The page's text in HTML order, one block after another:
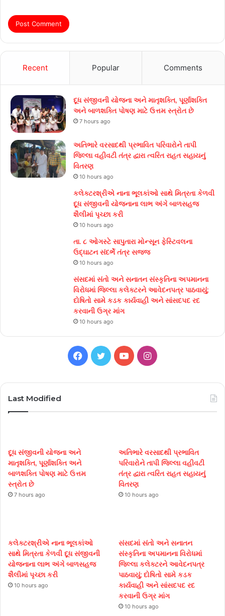
Recent Popular Comments
દૂધ સંજીવની યોજના અને માતૃશક્તિ, પૂર્ણાશક્તિ
અને બાળશક્તિ પોષણ માટે ઉત્તમ સ્ત્રોત છે
7 hours ago
અતિભારે વરસાદથી પ્રભાવિત પરિવારોને તાપી
જિલ્લા વહીવટી તંત્ર દ્વારા ત્વરિત રાહત સહાયનું
વિતરણ
10 hours ago
કલેક્ટરશ્રીએ નાના ભૂલકાંઓ સાથે મિત્રતા કેળવી
દૂધ સંજીવની યોજનાના લાભ અંગે બાળસહજ
શૈલીમાં પૃચ્છા કરી
10 hours ago
તા. ૮ ઓગસ્ટે સાપુતારા મોન્સૂન ફેસ્ટિવલના
ઉદ્ઘાટન સંદર્ભે તંત્ર સજ્જ
10 hours ago
સંસદમાં સંતો અને સનાતન સંસ્કૃતિના અપમાનના
વિરોધમાં જિલ્લા કલેક્ટરને આવેદનપત્ર પાઠવાયું;
દોષિતો સામે કડક કાર્યવાહી અને સાંસદપદ રદ
કરવાની ઉગ્ર માંગ
10 hours ago
Facebook
TwitterYouTubeInstagram
Last Modified
દૂધ સંજીવની યોજના અને
માતૃશક્તિ, પૂર્ણાશક્તિ અને
બાળશક્તિ પોષણ માટે ઉત્તમ
સ્ત્રોત છે
7 hours ago
અતિભારે વરસાદથી પ્રભાવિત
પરિવારોને તાપી જિલ્લા વહીવટી
તંત્ર દ્વારા ત્વરિત રાહત સહાયનું
વિતરણ
10 hours ago
કલેક્ટરશ્રીએ નાના ભૂલકાંઓ
સાથે મિત્રતા કેળવી દૂધ સંજીવની
યોજનાના લાભ અંગે બાળસહજ
શૈલીમાં પૃચ્છા કરી
10 hours ago
સંસદમાં સંતો અને સનાતન
સંસ્કૃતિના અપમાનના વિરોધમાં
જિલ્લા કલેક્ટરને આવેદનપત્ર
પાઠવાયું; દોષિતો સામે કડક
કાર્યવાહી અને સાંસદપદ રદ
કરવાની ઉગ્ર માંગ
10 hours ago